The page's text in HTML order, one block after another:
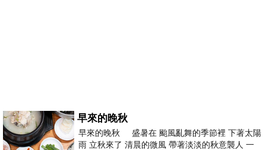
早來的晚秋
早來的晚秋 盛暑在 颱風亂舞的季節裡 下著太陽
雨 立秋來了 清晨的微風 帶著淡淡的秋意襲人 一